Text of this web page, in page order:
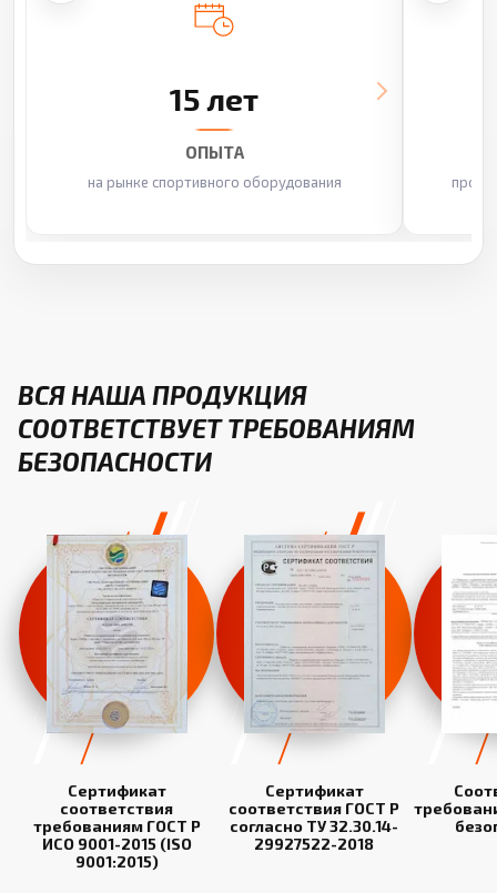
15 лет
ОПЫТА
на рынке спортивного оборудования
ВСЯ НАША ПРОДУКЦИЯ
СООТВЕТСТВУЕТ ТРЕБОВАНИЯМ
БЕЗОПАСНОСТИ
Сертификат
соответствия
требованиям ГОСТ Р
ИСО 9001-2015 (ISO
9001:2015)
Сертификат
соответствия ГОСТ Р
согласно ТУ 32.30.14-
29927522-2018